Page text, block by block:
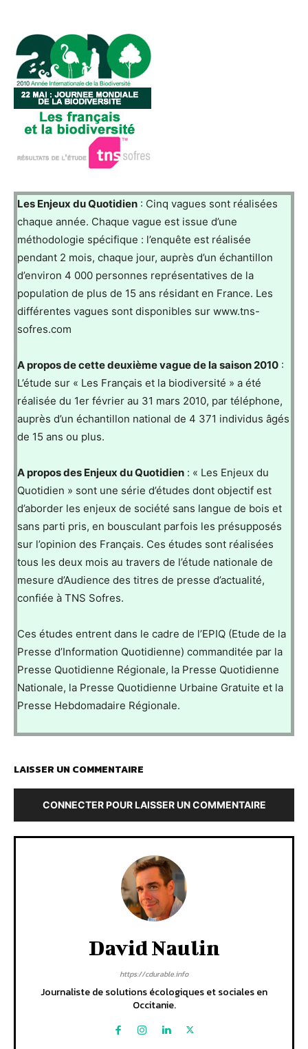
Les Enjeux du Quotidien : Cinq vagues sont réalisées
chaque année. Chaque vague est issue d’une
méthodologie spécifique : l’enquête est réalisée
pendant 2 mois, chaque jour, auprès d’un échantillon
d’environ 4 000 personnes représentatives de la
population de plus de 15 ans résidant en France. Les
différentes vagues sont disponibles sur www.tns-
sofres.com
A propos de cette deuxième vague de la saison 2010 :
L’étude sur « Les Français et la biodiversité » a été
réalisée du 1er février au 31 mars 2010, par téléphone,
auprès d’un échantillon national de 4 371 individus âgés
de 15 ans ou plus.
A propos des Enjeux du Quotidien : « Les Enjeux du
Quotidien » sont une série d’études dont objectif est
d’aborder les enjeux de société sans langue de bois et
sans parti pris, en bousculant parfois les présupposés
sur l’opinion des Français. Ces études sont réalisées
tous les deux mois au travers de l’étude nationale de
mesure d’Audience des titres de presse d’actualité,
confiée à TNS Sofres.
Ces études entrent dans le cadre de l’EPIQ (Etude de la
Presse d’Information Quotidienne) commanditée par la
Presse Quotidienne Régionale, la Presse Quotidienne
Nationale, la Presse Quotidienne Urbaine Gratuite et la
Presse Hebdomadaire Régionale.
LAISSER UN COMMENTAIRE
CONNECTER POUR LAISSER UN COMMENTAIRE
David Naulin
https://cdurable.info
Journaliste de solutions écologiques et sociales en
Occitanie.